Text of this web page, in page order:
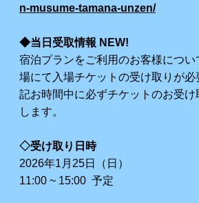
n-musume-tamana-unzen/
◆当日受取情報 NEW!
宿泊プランをご利用のお客様につい
場にて入場チケットの受け取りが
記お時間中に必ずチケットのお受け
します。
◇受け取り日時
2026年1月25日（日）
11:00 ~ 15:00 予定